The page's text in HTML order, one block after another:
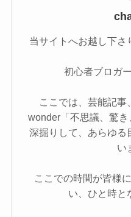
当サイトへお越し下さ
初心者ブロガ
ここでは、芸能記
wonder「不思議、驚
深掘りして、あらゆる
い
ここでの時間が皆様
い、ひと時と